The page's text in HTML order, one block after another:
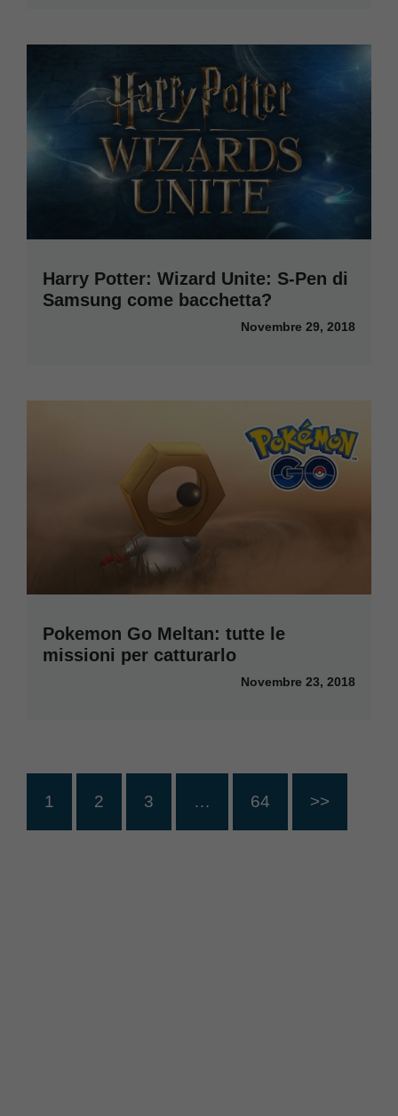
Harry Potter: Wizard Unite: S-Pen di
Samsung come bacchetta?
Novembre 29, 2018
Pokemon Go Meltan: tutte le
missioni per catturarlo
Novembre 23, 2018
1 2 3 … 64 >>